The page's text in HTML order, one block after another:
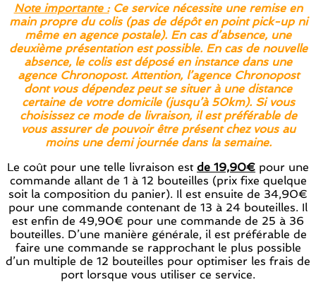
Note importante :Ce service nécessite une remise en
main propre du colis (pas de dépôt en point pick-up ni
même en agence postale). En cas d’absence, une
deuxième présentation est possible. En cas de nouvelle
absence, le colis est déposé en instance dans une
agence Chronopost. Attention, l’agence Chronopost
dont vous dépendez peut se situer à une distance
certaine de votre domicile (jusqu’à 50km). Si vous
choisissez ce mode de livraison, il est préférable de
vous assurer de pouvoir être présent chez vous au
moins une demi journée dans la semaine.
Le coût pour une telle livraison est de 19,90€ pour une
commande allant de 1 à 12 bouteilles (prix fixe quelque
soit la composition du panier). Il est ensuite de 34,90€
pour une commande contenant de 13 à 24 bouteilles. Il
est enfin de 49,90€ pour une commande de 25 à 36
bouteilles. D’une manière générale, il est préférable de
faire une commande se rapprochant le plus possible
d’un multiple de 12 bouteilles pour optimiser les frais de
port lorsque vous utiliser ce service.